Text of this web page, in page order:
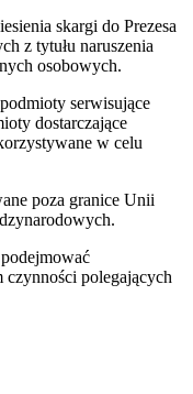
skargi do Prezesa
z tytułu naruszenia
osobowych.
serwisujące
dostarczające
w celu
poza granice Unii
polegających